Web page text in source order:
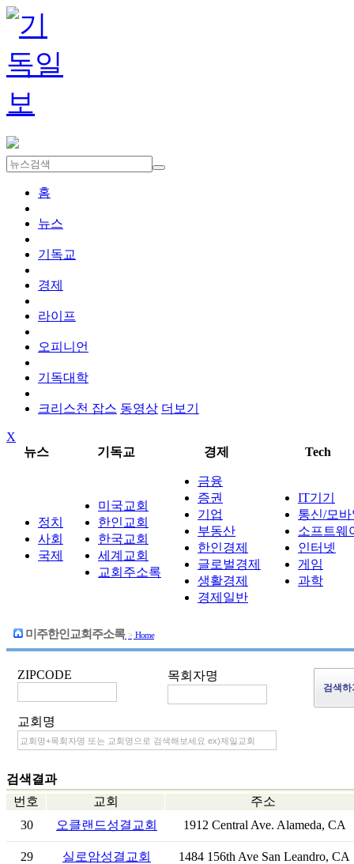
홈
뉴스
기독교
경제
라이프
오피니언
기독대학
크리스천 잡스 동영상 더보기
X
뉴스
기독교 경제 Tech
정치
사회
국제
미국교회
한인교회
한국교회
세계교회
교회주소록
금융
증권
기업
부동산
한인경제
글로벌경제
생활경제
경제일반
IT기기
통신/모
소프트웨
인터넷
게임
과학
미주한인교회주소록 > Home
ZIPCODE 목회자명
교회명
검색결과
번호
교회
주소
30
오클랜드성결교회 1912 Central Ave. Alameda, CA
29 실로암성결교회 1484 156th Ave San Leandro, CA